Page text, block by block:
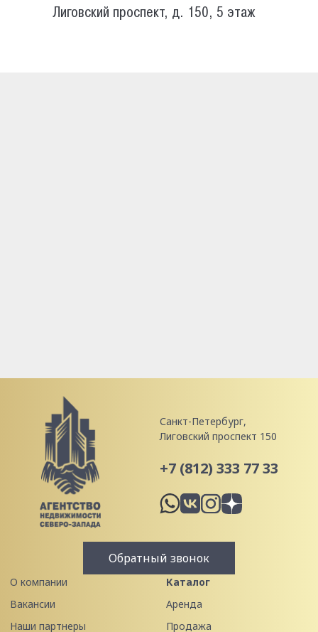
Лиговский проспект, д. 150, 5 этаж
Санкт-Петербург,
Лиговский проспект 150
+7 (812) 333 77 33
Обратный звонок
О компании
Вакансии
Наши партнеры
Каталог
Аренда
Продажа